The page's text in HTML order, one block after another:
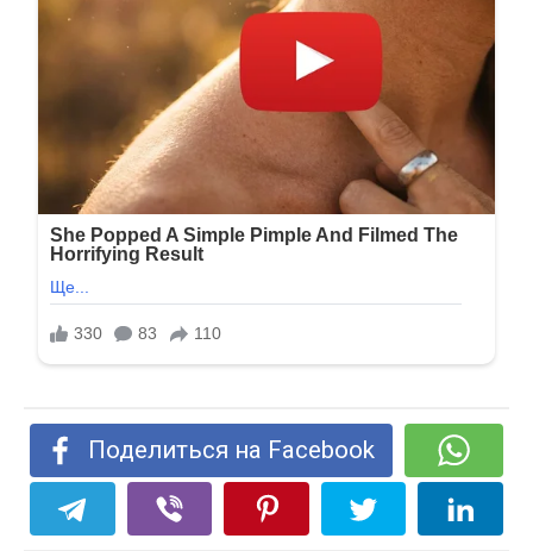
Поделиться на Facebook